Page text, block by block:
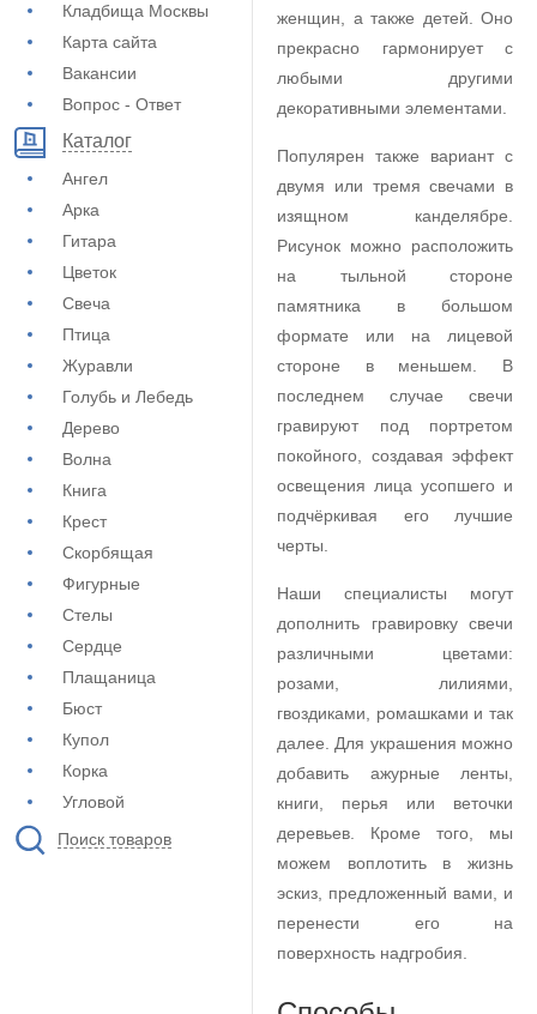
Кладбища Москвы
Карта сайта
Вакансии
Вопрос - Ответ
Каталог
Ангел
Арка
Гитара
Цветок
Свеча
Птица
Журавли
Голубь и Лебедь
Дерево
Волна
Книга
Крест
Скорбящая
Фигурные
Стелы
Сердце
Плащаница
Бюст
Купол
Корка
Угловой
Поиск товаров
женщин, а также детей. Оно
прекрасно гармонирует с
любыми другими
декоративными элементами.
Популярен также вариант с
двумя или тремя свечами в
изящном канделябре.
Рисунок можно расположить
на тыльной стороне
памятника в большом
формате или на лицевой
стороне в меньшем. В
последнем случае свечи
гравируют под портретом
покойного, создавая эффект
освещения лица усопшего и
подчёркивая его лучшие
черты.
Наши специалисты могут
дополнить гравировку свечи
различными цветами:
розами, лилиями,
гвоздиками, ромашками и так
далее. Для украшения можно
добавить ажурные ленты,
книги, перья или веточки
деревьев. Кроме того, мы
можем воплотить в жизнь
эскиз, предложенный вами, и
перенести его на
поверхность надгробия.